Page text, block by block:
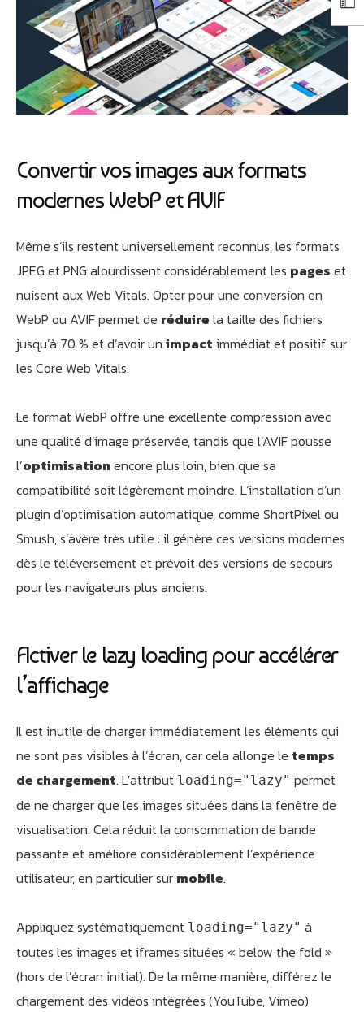
Convertir vos images aux formats
modernes WebP et AVIF
Même s’ils restent universellement reconnus, les formats
JPEG et PNG alourdissent considérablement les pages et
nuisent aux Web Vitals. Opter pour une conversion en
WebP ou AVIF permet de réduire la taille des fichiers
jusqu’à 70 % et d’avoir un impact immédiat et positif sur
les Core Web Vitals.
Le format WebP offre une excellente compression avec
une qualité d’image préservée, tandis que l’AVIF pousse
l’optimisation encore plus loin, bien que sa
compatibilité soit légèrement moindre. L’installation d’un
plugin d’optimisation automatique, comme ShortPixel ou
Smush, s’avère très utile : il génère ces versions modernes
dès le téléversement et prévoit des versions de secours
pour les navigateurs plus anciens.
Activer le lazy loading pour accélérer
l’affichage
Il est inutile de charger immédiatement les éléments qui
ne sont pas visibles à l’écran, car cela allonge le temps
de chargement. L’attribut loading="lazy" permet
de ne charger que les images situées dans la fenêtre de
visualisation. Cela réduit la consommation de bande
passante et améliore considérablement l’expérience
utilisateur, en particulier sur mobile.
Appliquez systématiquement loading="lazy" à
toutes les images et iframes situées « below the fold »
(hors de l’écran initial). De la même manière, différez le
chargement des vidéos intégrées (YouTube, Vimeo)